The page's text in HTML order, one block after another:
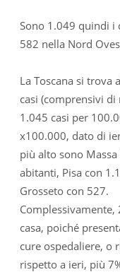
Sono 1.049 quindi i
582 nella Nord
La Toscana si trova
casi (comprensivi
1.045 casi per
x100.000, dato di
più alto sono
abitanti, Pisa con
Grosseto con 527.
casa, poiché
cure ospedaliere, o
rispetto a ieri, più